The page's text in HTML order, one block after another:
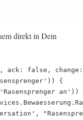
direkt in Dein
ack: false,
{
an'))